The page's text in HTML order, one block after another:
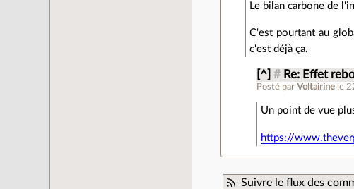
Le bilan carbone de
C'est pourtant au
c'est déjà ça.
[^] # Re: Effet
Posté parVoltairine le
Un point de vue
https://
Suivre le flux des